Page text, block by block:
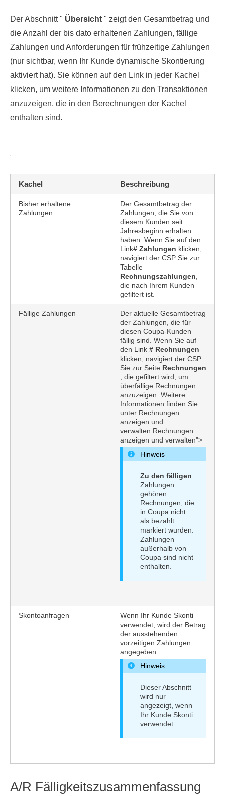
Der Abschnitt " Übersicht " zeigt den Gesamtbetrag und
die Anzahl der bis dato erhaltenen Zahlungen, fällige
Zahlungen und Anforderungen für frühzeitige Zahlungen
(nur sichtbar, wenn Ihr Kunde dynamische Skontierung
aktiviert hat). Sie können auf den Link in jeder Kachel
klicken, um weitere Informationen zu den Transaktionen
anzuzeigen, die in den Berechnungen der Kachel
enthalten sind.
Kachel Beschreibung
Bisher erhaltene
Zahlungen
Der Gesamtbetrag der
Zahlungen, die Sie von
diesem Kunden seit
Jahresbeginn erhalten
haben. Wenn Sie auf den
Link# Zahlungen klicken,
navigiert der CSP Sie zur
Tabelle
Rechnungszahlungen
die nach Ihrem Kunden
gefiltert ist.
Fällige Zahlungen
Der aktuelle Gesamtbetrag
der Zahlungen, die für
diesen Coupa-Kunden
fällig sind. Wenn Sie auf
den Link # Rechnungen
klicken, navigiert der CSP
Sie zur Seite Rechnungen
, die gefiltert wird, um
überfällige Rechnungen
anzuzeigen. Weitere
Informationen finden Sie
unter Rechnungen
anzeigen und
verwalten.Rechnungen
anzeigen und verwalten">
Hinweis
Zu den fälligen
Zahlungen
gehören
Rechnungen, die
in Coupa nicht
als bezahlt
markiert wurden.
Zahlungen
außerhalb von
Coupa sind nicht
enthalten.
Skontoanfragen
Wenn Ihr Kunde Skonti
verwendet, wird der Betrag
der ausstehenden
vorzeitigen Zahlungen
angegeben.
Hinweis
Dieser Abschnitt
wird nur
angezeigt, wenn
Ihr Kunde Skonti
verwendet.
A/R Fälligkeitszusammenfassung